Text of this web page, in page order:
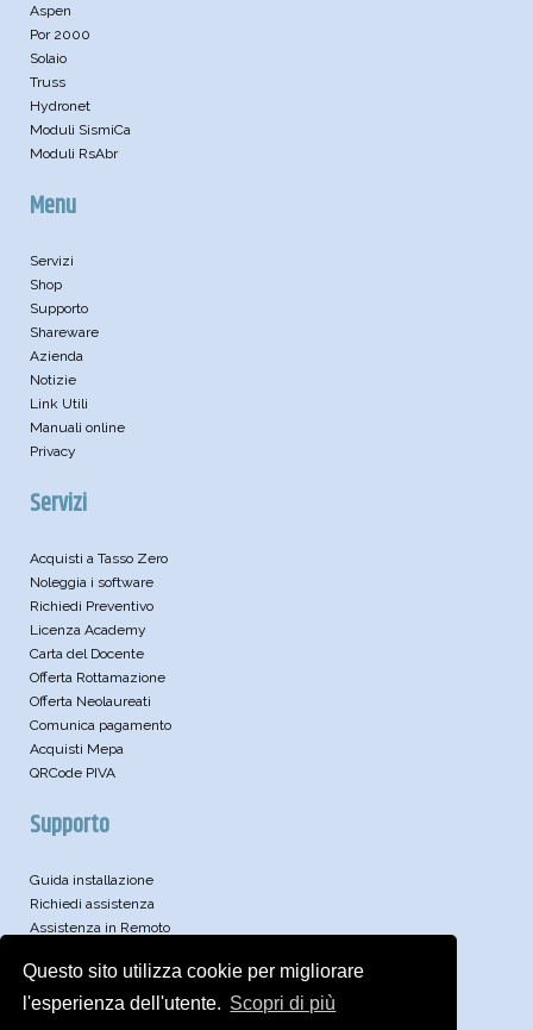
Questo sito utilizza cookie per migliorare
l'esperienza dell'utente. Scopri di più
Aspen
Por 2000
Solaio
Truss
Hydronet
Moduli SismiCa
Moduli RsAbr
Menu
Servizi
Shop
Supporto
Shareware
Azienda
Notizie
Link Utili
Manuali online
Privacy
Servizi
Acquisti a Tasso Zero
Noleggia i software
Richiedi Preventivo
Licenza Academy
Carta del Docente
Offerta Rottamazione
Offerta Neolaureati
Comunica pagamento
Acquisti Mepa
QRCode PIVA
Supporto
Guida installazione
Richiedi assistenza
Assistenza in Remoto
Video
Articoli Tecnici